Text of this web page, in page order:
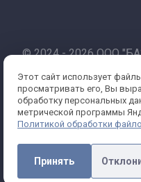
© 2024 - 2026 ООО
Работаем по 44-фз
Политика
Этот сайт использует
просматривать его, Вы
обработку персональных
метрической программы
Политикой обработки
Принять